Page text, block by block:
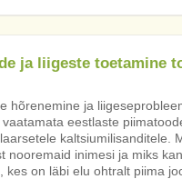
ja liigeste toetamine
hõrenemine ja
eestlaste
kaltsiumilisanditele.
nooremaid inimesi ja miks
kes on läbi elu ohtralt piima